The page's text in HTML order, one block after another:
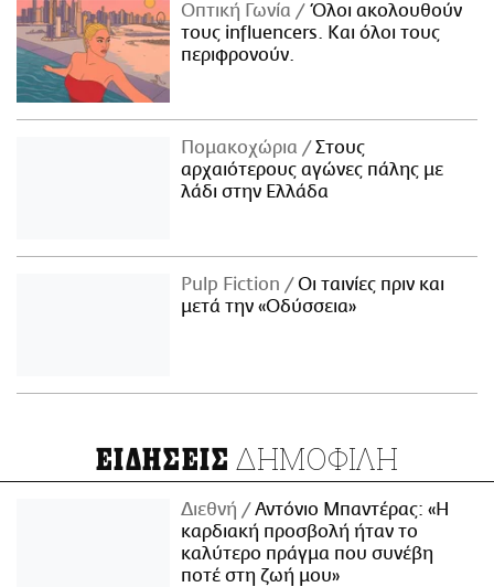
Οπτική Γωνία
Όλοι ακολουθούν
τους influencers. Και όλοι τους
περιφρονούν.
Πομακοχώρια
Στους
αρχαιότερους αγώνες πάλης με
λάδι στην Ελλάδα
Pulp Fiction
Οι ταινίες πριν και
μετά την «Οδύσσεια»
ΕΙΔΗΣΕΙΣ ΔΗΜΟΦΙΛΗ
Διεθνή
Αντόνιο Μπαντέρας: «Η
καρδιακή προσβολή ήταν το
καλύτερο πράγμα που συνέβη
ποτέ στη ζωή μου»